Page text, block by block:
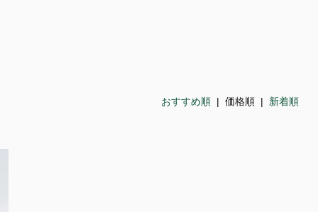
おすすめ順 | 価格順 | 新着順